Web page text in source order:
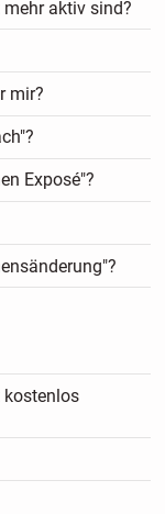
aktiv sind?
mir?
Exposé"?